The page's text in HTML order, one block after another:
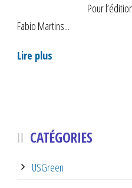
Pour l’édition les
Fabio Martins...
Lire plus
CATÉGORIES
USGreen